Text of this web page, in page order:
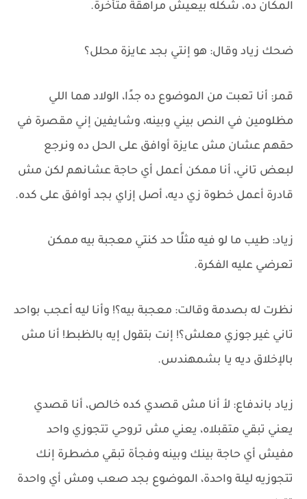
المكان ده، شكله بيعيش مراهقة متأخرة.
ضحك زياد وقال: هو إنتي بجد عايزة محلل؟
قمر: أنا تعبت من الموضوع ده جدًا، الولاد هما اللي
مظلومين في النص بيني وبينه، وشايفين إني مقصرة في
حقهم عشان مش عايزة أوافق على الحل ده ونرجع
لبعض تاني، أنا ممكن أعمل أي حاجة عشانهم لكن مش
قادرة أعمل خطوة زي ديه، أصل إزاي بجد أوافق على كده.
زياد: طيب ما لو فيه مثلًا حد كنتي معجبة بيه ممكن
تعرضي عليه الفكرة.
نظرت له بصدمة وقالت: معجبة بيه؟! وأنا ليه أعجب بواحد
تاني غير جوزي معلش؟! إنت بتقول إيه بالظبط! أنا مش
بالإخلاق ديه يا بشمهندس.
زياد باندفاع: لأ أنا مش قصدي كده خالص، أنا قصدي
يعني تبقي متقبلاه، يعني مش تروحي تتجوزي واحد
مفيش أي حاجة بينك وبينه وفجأة تبقي مضطرة إنك
تتجوزيه ليلة واحدة، الموضوع بجد صعب ومش أي واحدة